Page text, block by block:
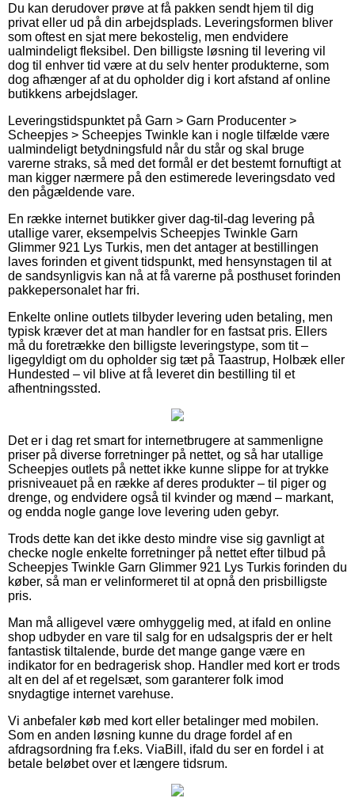
Du kan derudover prøve at få pakken sendt hjem til dig
privat eller ud på din arbejdsplads. Leveringsformen bliver
som oftest en sjat mere bekostelig, men endvidere
ualmindeligt fleksibel. Den billigste løsning til levering vil
dog til enhver tid være at du selv henter produkterne, som
dog afhænger af at du opholder dig i kort afstand af online
butikkens arbejdslager.
Leveringstidspunktet på Garn > Garn Producenter >
Scheepjes > Scheepjes Twinkle kan i nogle tilfælde være
ualmindeligt betydningsfuld når du står og skal bruge
varerne straks, så med det formål er det bestemt fornuftigt at
man kigger nærmere på den estimerede leveringsdato ved
den pågældende vare.
En række internet butikker giver dag-til-dag levering på
utallige varer, eksempelvis Scheepjes Twinkle Garn
Glimmer 921 Lys Turkis, men det antager at bestillingen
laves forinden et givent tidspunkt, med hensynstagen til at
de sandsynligvis kan nå at få varerne på posthuset forinden
pakkepersonalet har fri.
Enkelte online outlets tilbyder levering uden betaling, men
typisk kræver det at man handler for en fastsat pris. Ellers
må du foretrække den billigste leveringstype, som tit –
ligegyldigt om du opholder sig tæt på Taastrup, Holbæk eller
Hundested – vil blive at få leveret din bestilling til et
afhentningssted.
Det er i dag ret smart for internetbrugere at sammenligne
priser på diverse forretninger på nettet, og så har utallige
Scheepjes outlets på nettet ikke kunne slippe for at trykke
prisniveauet på en række af deres produkter – til piger og
drenge, og endvidere også til kvinder og mænd – markant,
og endda nogle gange love levering uden gebyr.
Trods dette kan det ikke desto mindre vise sig gavnligt at
checke nogle enkelte forretninger på nettet efter tilbud på
Scheepjes Twinkle Garn Glimmer 921 Lys Turkis forinden du
køber, så man er velinformeret til at opnå den prisbilligste
pris.
Man må alligevel være omhyggelig med, at ifald en online
shop udbyder en vare til salg for en udsalgspris der er helt
fantastisk tiltalende, burde det mange gange være en
indikator for en bedragerisk shop. Handler med kort er trods
alt en del af et regelsæt, som garanterer folk imod
snydagtige internet varehuse.
Vi anbefaler køb med kort eller betalinger med mobilen.
Som en anden løsning kunne du drage fordel af en
afdragsordning fra f.eks. ViaBill, ifald du ser en fordel i at
betale beløbet over et længere tidsrum.